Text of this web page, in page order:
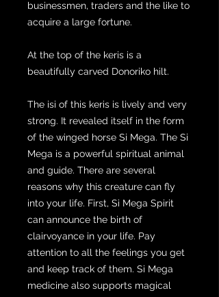
businessmen, traders and the like to
acquire a large fortune.
At the top of the keris is a
beautifully carved Donoriko hilt.
The isi of this keris is lively and very
strong. It revealed itself in the form
of the winged horse Si Mega. The Si
Mega is a powerful spiritual animal
and guide. There are several
reasons why this creature can fly
into your life. First, Si Mega Spirit
can announce the birth of
clairvoyance in your life. Pay
attention to all the feelings you get
and keep track of them. Si Mega
medicine also supports magical